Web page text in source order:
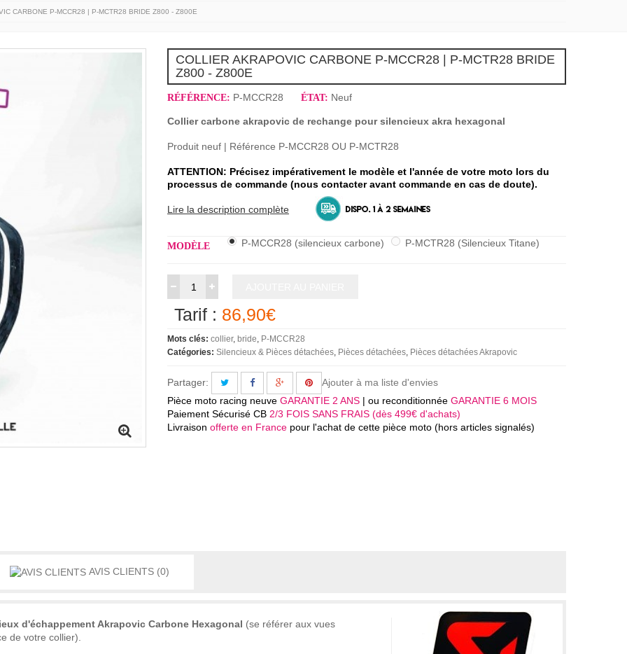
CARBONE P-MCCR28 | P-MCTR28 BRIDE Z800 - Z800E
COLLIER AKRAPOVIC CARBONE P-MCCR28 | P-MCTR28 BRIDE
Z800 - Z800E
RÉFÉRENCE: P-MCCR28 ÉTAT: Neuf
Collier carbone akrapovic de rechange pour silencieux akra hexagonal
Produit neuf | Référence P-MCCR28 OU P-MCTR28
ATTENTION: Précisez impérativement le modèle et l'année de votre moto lors du
processus de commande (nous contacter avant commande en cas de doute).
Lire la description complète
MODÈLE P-MCCR28 (silencieux carbone) P-MCTR28 (Silencieux Titane)
Tarif : 86,90€
Mots clés: collier bride
P-MCCR28
Catégories: Silencieux & Pièces détachées Pièces détachées Pièces détachées Akrapovic
Partager:
Ajouter à ma liste d'envies
Pièce moto racing neuve GARANTIE 2 ANS | ou reconditionnée GARANTIE 6 MOIS
Paiement Sécurisé CB 2/3 FOIS SANS FRAIS (dès 499€ d'achats)
Livraison offerte en France pour l'achat de cette pièce moto (hors articles signalés)
AVIS CLIENTS (0)
d'échappement Akrapovic Carbone Hexagonal (se référer aux vues
de votre collier).